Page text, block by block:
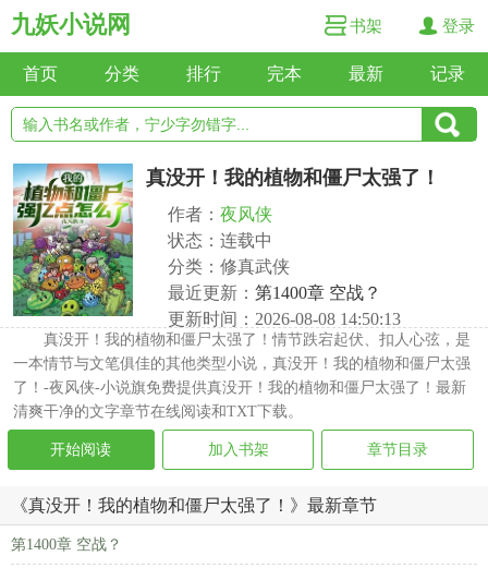
九妖小说网 书架 登录
首页 分类 排行 完本 最新 记录
真没开！我的植物和僵尸太强了！
作者： 夜风侠
状态：连载中
分类：修真武侠
最近更新： 第1400章 空战？
更新时间：2026-08-08 14:50:13
真没开！我的植物和僵尸太强了！情节跌宕起伏、扣人心弦，是
一本情节与文笔俱佳的其他类型小说，真没开！我的植物和僵尸太强
了！-夜风侠-小说旗免费提供真没开！我的植物和僵尸太强了！最新
清爽干净的文字章节在线阅读和TXT下载。
开始阅读 加入书架 章节目录
《真没开！我的植物和僵尸太强了！》最新章节
第1400章 空战？